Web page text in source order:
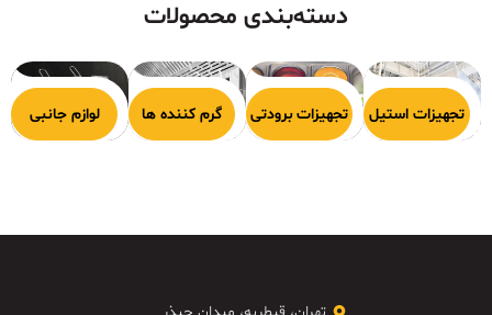
دسته‌بندی محصولات
پخت
تجهیزات استیل
تجهیزات برودتی گرم کننده ها لوازم جانبی